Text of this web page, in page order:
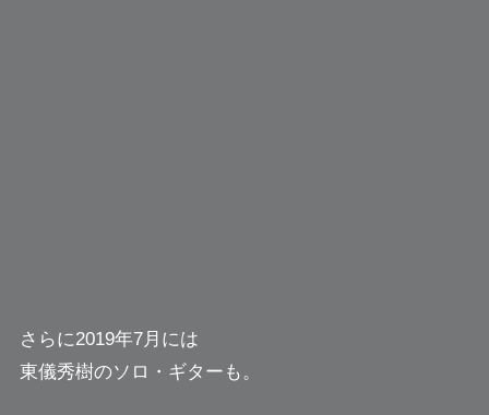
さらに2019年7月には
東儀秀樹のソロ・ギターも。